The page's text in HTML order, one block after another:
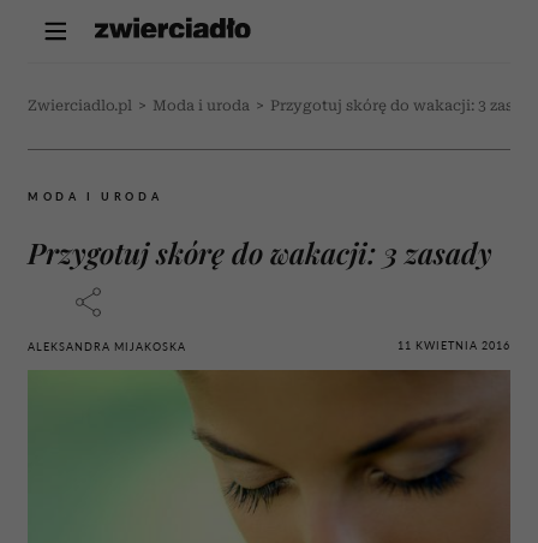
Zwierciadlo.pl > Moda i uroda > Przygotuj skórę do wakacji: 3
MODA I URODA
Przygotuj skórę do wakacji: 3 zasady
ALEKSANDRA MIJAKOSKA 11 KWIETNIA 2016